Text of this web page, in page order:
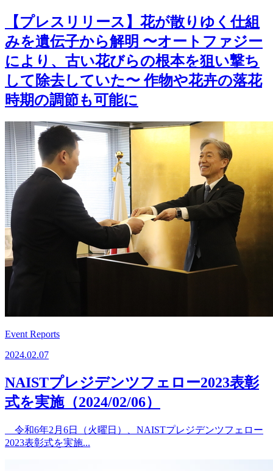
【プレスリリース】花が散りゆく仕組
みを遺伝子から解明 〜オートファジー
により、古い花びらの根本を狙い撃ち
して除去していた〜 作物や花卉の落花
時期の調節も可能に
Event Reports
2024.02.07
NAISTプレジデンツフェロー2023表彰
式を実施（2024/02/06）
令和6年2月6日（火曜日）、NAISTプレジデンツフェロー
2023表彰式を実施...